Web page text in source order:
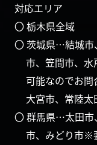
対応エリア
〇 栃木県全域
〇 茨城県…結城市
市、笠間市、
可能なのでお
大宮市、常陸
〇 群馬県…太田市
市、みどり市※